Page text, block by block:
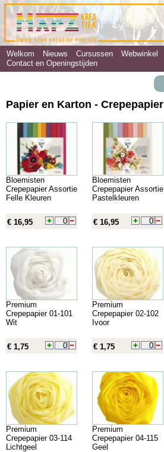
Welkom Nieuws Cursussen Webwinkel
Contact en Openingstijden
Papier en Karton - Crepepapier
Bloemisten
Crepepapier Assortie
Felle Kleuren
€ 16,95
Bloemisten
Crepepapier Assortie
Pastelkleuren
€ 16,95
Premium
Crepepapier 01-101
Wit
€ 1,75
Premium
Crepepapier 02-102
Ivoor
€ 1,75
Premium
Crepepapier 03-114
Lichtgeel
Premium
Crepepapier 04-115
Geel